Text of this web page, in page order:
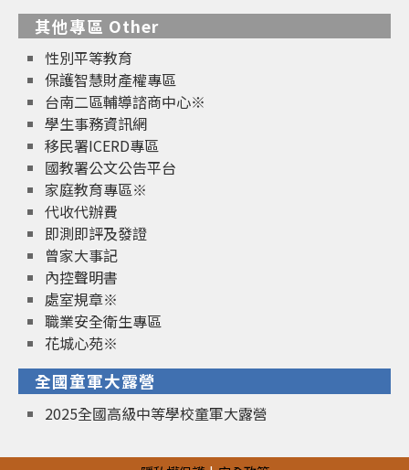
其他專區 Other
性別平等教育
保護智慧財產權專區
台南二區輔導諮商中心※
學生事務資訊網
移民署ICERD專區
國教署公文公告平台
家庭教育專區※
代收代辦費
即測即評及發證
曾家大事記
內控聲明書
處室規章※
職業安全衛生專區
花城心苑※
全國童軍大露營
2025全國高級中等學校童軍大露營